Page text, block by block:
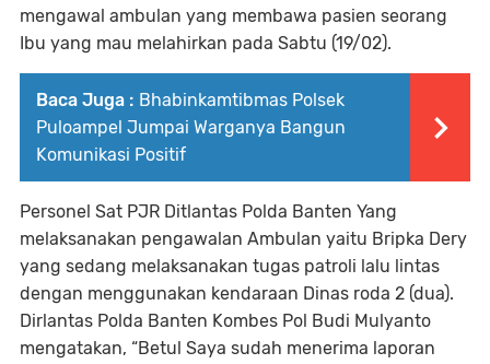
mengawal ambulan yang membawa pasien seorang
Ibu yang mau melahirkan pada Sabtu (19/02).
Baca Juga : Bhabinkamtibmas Polsek
Puloampel Jumpai Warganya Bangun
Komunikasi Positif
Personel Sat PJR Ditlantas Polda Banten Yang
melaksanakan pengawalan Ambulan yaitu Bripka Dery
yang sedang melaksanakan tugas patroli lalu lintas
dengan menggunakan kendaraan Dinas roda 2 (dua).
Dirlantas Polda Banten Kombes Pol Budi Mulyanto
mengatakan, “Betul Saya sudah menerima laporan